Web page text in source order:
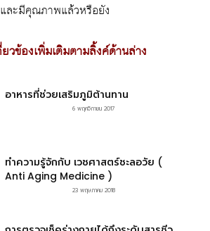
ละมีคุณภาพแล้วหรือยัง
วข้องเพิ่มเติมตามลิ้งค์ด้านล่าง
อาหารที่ช่วยเสริมภูมิต้านทาน
6 พฤศจิกายน 2017
ทำความรู้จักกับ เวชศาสตร์ชะลอวัย (
Anti Aging Medicine )
23 พฤษภาคม 2018